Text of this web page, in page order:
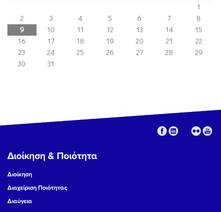
1
2
3 4 5 6 7
8
9
10 11 12 13 14
15
16
17 18 19 20 21
22
23
24 25 26 27 28
29
30
31
Διοίκηση & Ποιότητα
Διοίκηση
Διαχείριση Ποιότητας
Διαύγεια